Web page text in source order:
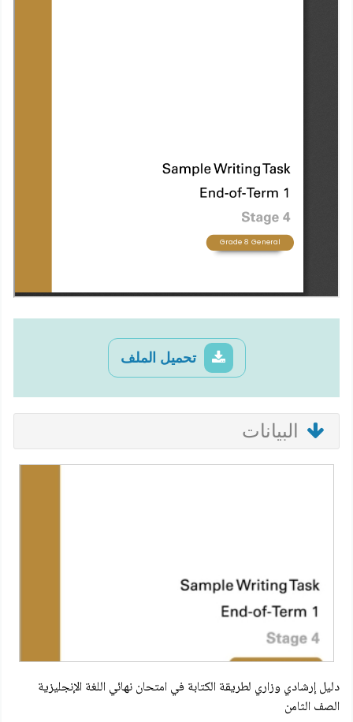
تحميل الملف
البيانات
دليل إرشادي وزاري لطريقة الكتابة في امتحان نهائي اللغة الإنجليزية
الصف الثامن